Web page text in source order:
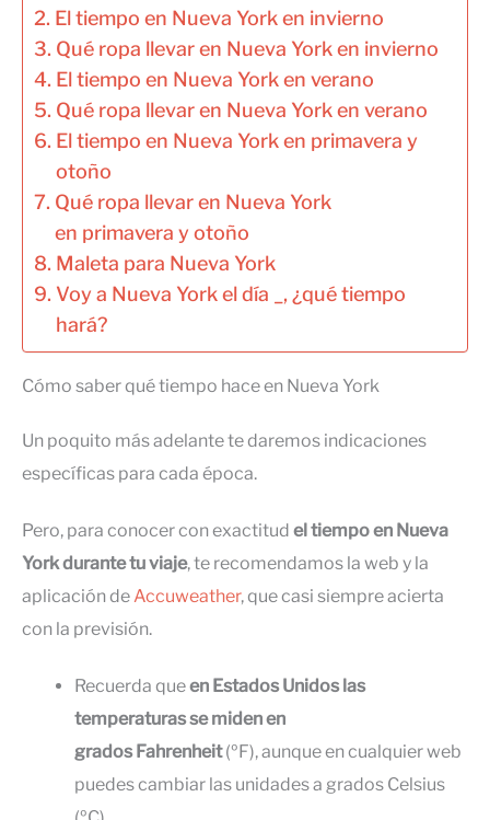
El tiempo en Nueva York en invierno
Qué ropa llevar en Nueva York en invierno
El tiempo en Nueva York en verano
Qué ropa llevar en Nueva York en verano
El tiempo en Nueva York en primavera y
otoño
Qué ropa llevar en Nueva York
en primavera y otoño
Maleta para Nueva York
Voy a Nueva York el día _, ¿qué tiempo
hará?
Cómo saber qué tiempo hace en Nueva York
Un poquito más adelante te daremos indicaciones
específicas para cada época.
Pero, para conocer con exactitud el tiempo en Nueva
York durante tu viaje, te recomendamos la web y la
aplicación deAccuweather, que casi siempre acierta
con la previsión.
Recuerda queen Estados Unidos las
temperaturas se miden en
gradosFahrenheit(ºF), aunque en cualquier web
puedes cambiar las unidades a grados Celsius